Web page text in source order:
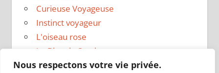
Nous respectons votre vie privée.
Curieuse Voyageuse
Instinct voyageur
L'oiseau rose
Le Blog de Sarah
Le sac a dos